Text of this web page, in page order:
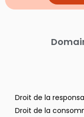
Droit de la
Droit de la